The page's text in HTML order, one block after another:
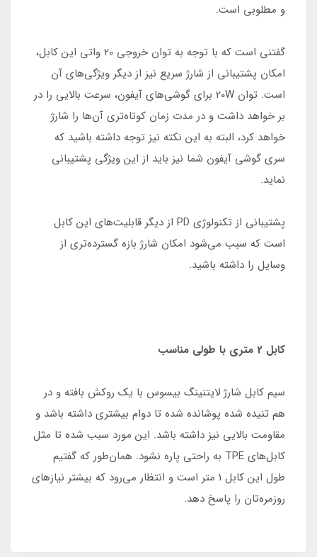
و مطلوبی است.
گفتنی است که با توجه به توان خروجی 20 واتی این کابل،
امکان پشتیبانی از شارژ سریع نیز از دیگر ویژگی‌های آن
است. توان 20W برای گوشی‌های آیفون، سرعت بالایی را در
بر خواهد داشت و در مدت زمان کوتاه‌تری آن‌ها را شارژ
خواهد کرد، البته به این نکته نیز توجه داشته باشید که
سری گوشی آیفون شما نیز باید از این ویژگی پشتیبانی
نماید.
پشتیبانی از تکنولوژی PD از دیگر قابلیت‌های این کابل
است که سبب می‌شود امکان شارژ بازه گسترده‌تری از
وسایل را داشته باشید.
کابل 2 متری با طولی مناسب
سیم کابل شارژ لایتنینگ بیسوس با یک روکش بافته و در
هم تنیده شده پوشانده شده تا دوام بیشتری داشته باشد و
مقاومت بالایی نیز داشته باشد. این مورد سبب شده تا مثل
کابل‌های TPE به راحتی پاره نشود. همان‌طور که گفتیم
طول این کابل 1 متر است و انتظار می‌رود که بیشتر نیازهای
روزمره‌تان را پاسخ دهد.